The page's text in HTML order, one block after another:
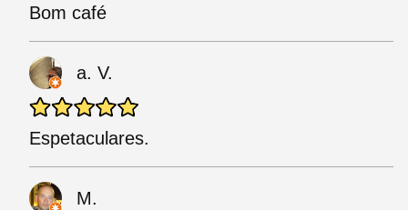
Bom café
a. V.
Espetaculares.
M.